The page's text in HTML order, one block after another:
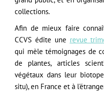
collections.
Afin de mieux faire
CCVS édite une revue
qui mèle témoignages de
de plantes, articles
végétaux dans leur
situ), en France et à